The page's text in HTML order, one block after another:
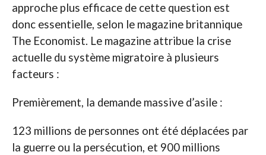
approche plus efficace de cette question est
donc essentielle, selon le magazine britannique
The Economist. Le magazine attribue la crise
actuelle du système migratoire à plusieurs
facteurs :
Premièrement, la demande massive d’asile :
123 millions de personnes ont été déplacées par
la guerre ou la persécution, et 900 millions